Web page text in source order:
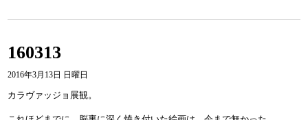
160313
2016年3月13日 日曜日
カラヴァッジョ展観。